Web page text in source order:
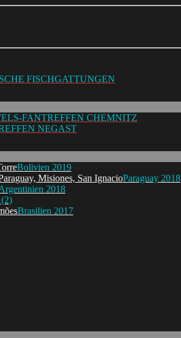
FISCHGATTUNGEN
FANTREFFEN CHEMNITZ
NEGAST
Bolivien 2019
Paraguay 2018
2018
Brasilien 2017